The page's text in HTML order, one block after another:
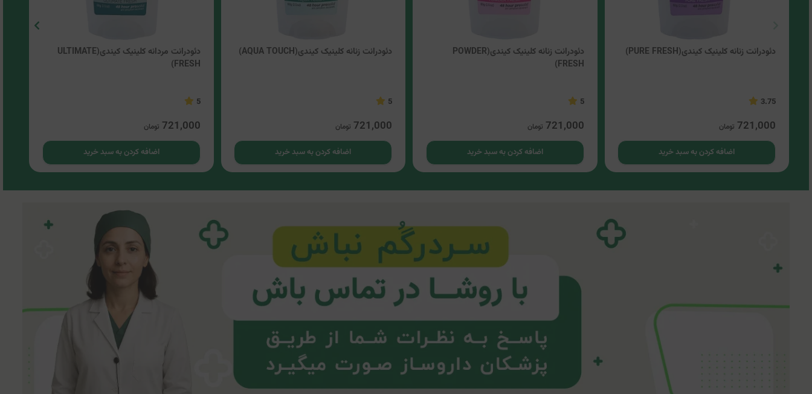
دئودرانت زنانه کلینیک کیندی(PURE FRESH)
3.75
721,000 تومان
اضافه کردن به سبد خرید
دئودرانت زنانه کلینیک کیندی(POWDER
FRESH)
5
721,000 تومان
اضافه کردن به سبد خرید
دئودرانت زنانه کلینیک کیندی(AQUA TOUCH)
5
721,000 تومان
اضافه کردن به سبد خرید
دئودرانت مردانه کلینیک کیندی(ULTIMATE
FRESH)
5
721,000 تومان
اضافه کردن به سبد خرید